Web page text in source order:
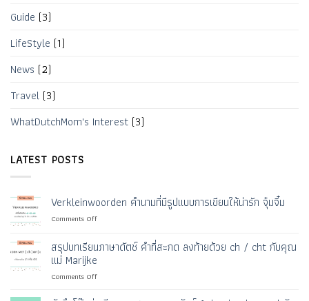
Guide (3)
LifeStyle (1)
News (2)
Travel (3)
WhatDutchMom's Interest (3)
LATEST POSTS
Verkleinwoorden คำนามที่มีรูปแบบการเขียนให้น่ารัก จุ๋มจิ๋ม
Comments Offon
นาม
มี
สรุปบทเรียนภาษาดัตช์ คำที่สะกด ลงท้ายด้วย ch / cht กับคุณ
แม่ Marijke
Comments Offon